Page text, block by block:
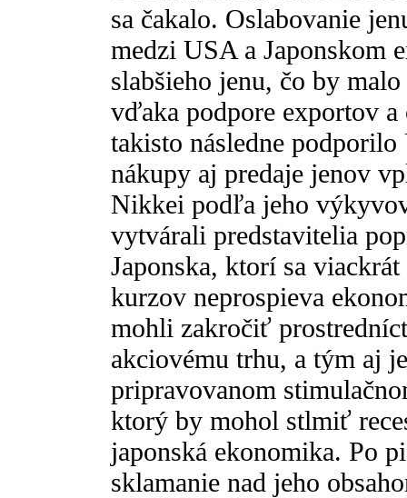
sa čakalo. Oslabovanie
medzi USA a Japonskom
slabšieho jenu, čo by
vďaka podpore exportov
takisto následne
nákupy aj predaje jenov
Nikkei podľa jeho
vytvárali predstavitelia
Japonska, ktorí sa
kurzov neprospieva
mohli zakročiť
akciovému trhu, a tým aj
pripravovanom
ktorý by mohol stlmiť
japonská ekonomika. Po
sklamanie nad jeho